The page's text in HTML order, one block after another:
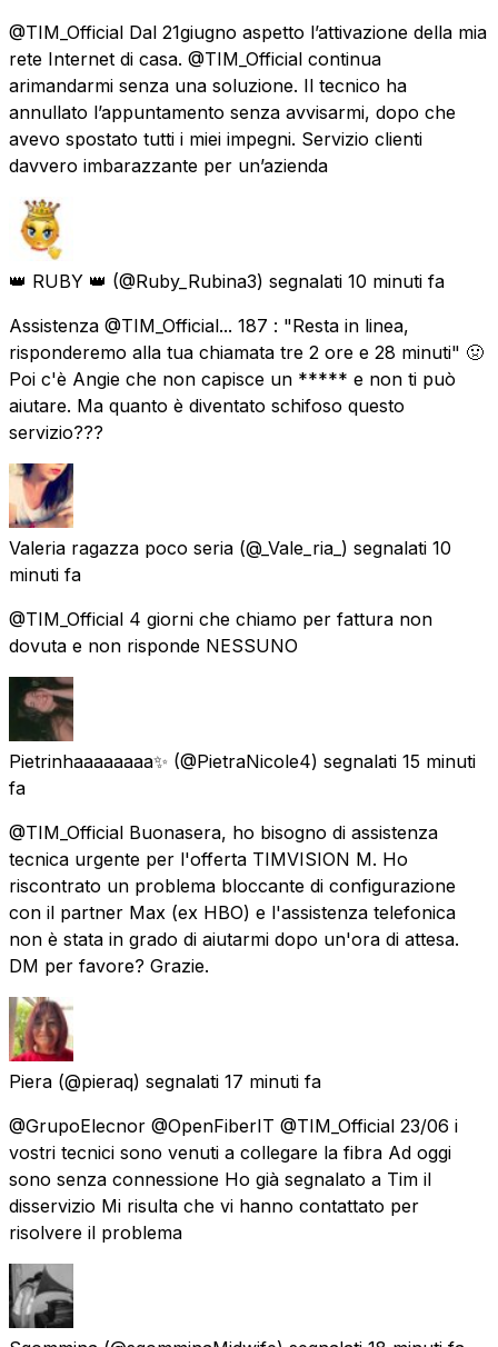
@TIM_Official Dal 21giugno aspetto l’attivazione della mia
rete Internet di casa. @TIM_Official continua
arimandarmi senza una soluzione. Il tecnico ha
annullato l’appuntamento senza avvisarmi, dopo che
avevo spostato tutti i miei impegni. Servizio clienti
davvero imbarazzante per un’azienda
👑 RUBY 👑 (@Ruby_Rubina3) segnalati 10 minuti fa
Assistenza @TIM_Official... 187 : "Resta in linea,
risponderemo alla tua chiamata tre 2 ore e 28 minuti" 🤢
Poi c'è Angie che non capisce un ***** e non ti può
aiutare. Ma quanto è diventato schifoso questo
servizio???
Valeria ragazza poco seria (@_Vale_ria_) segnalati 10
minuti fa
@TIM_Official 4 giorni che chiamo per fattura non
dovuta e non risponde NESSUNO
Pietrinhaaaaaaaa✨ (@PietraNicole4) segnalati 15 minuti
fa
@TIM_Official Buonasera, ho bisogno di assistenza
tecnica urgente per l'offerta TIMVISION M. Ho
riscontrato un problema bloccante di configurazione
con il partner Max (ex HBO) e l'assistenza telefonica
non è stata in grado di aiutarmi dopo un'ora di attesa.
DM per favore? Grazie.
Piera (@pieraq) segnalati 17 minuti fa
@GrupoElecnor @OpenFiberIT @TIM_Official 23/06 i
vostri tecnici sono venuti a collegare la fibra Ad oggi
sono senza connessione Ho già segnalato a Tim il
disservizio Mi risulta che vi hanno contattato per
risolvere il problema